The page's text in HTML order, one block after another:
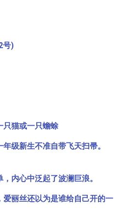
号)
只猫或一只蟾蜍
级新生不准自带飞天扫帚。
内心中泛起了波澜巨浪。
丽丝还以为是谁给自己开的一